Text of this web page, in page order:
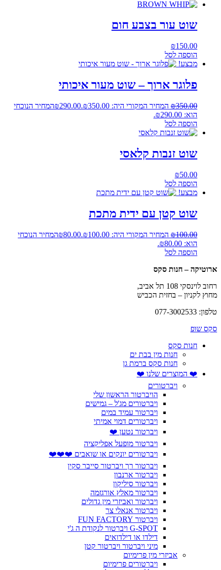
שוט עור בצבע חום
₪150.00
הוספה לסל
מבצע!
פלוגר ארוך – שוט מעור איכותי
₪350.00 המחיר המקורי היה: ₪350.00. ₪290.00
המחיר הנוכחי
הוא: ₪290.00.
הוספה לסל
שוט זנבות קלאסי
₪50.00
הוספה לסל
מבצע!
שוט קטן עם ידית מתכת
₪100.00 המחיר המקורי היה: ₪100.00. ₪80.00
המחיר הנוכחי
הוא: ₪80.00.
הוספה לסל
ארוטיקה – חנות סקס
רחוב לוינסקי 108 תל אביב,
מחוץ לקניון – בחזית הכביש
טלפון: 077-3002533
סקס שופ
חנות סקס
חנות מין בבת ים
חנות סקס ברמת גן
❤️ המוצרים שלנו ❤️
ויברטורים
הויברטור הראשון שלי
ויברטורים מג'ל – גמישים
ויברטור עמיד במים
ויברטורים דמוי אמיתי
ויברטור נטען ❤️
ויברטור מופעל אפליקציה
ויברטורים יונקים או שואבים ❤️❤️❤️
ויברטור רך ויברטור סייבר סקין
ויברטור ארנבון
ויברטור סיליקון
ויברטור מאלץ אורגזמה
ויברטור ואביזרי מין גדולים
ויברטור אנאלי צר
ויברטור FUN FACTORY
G-SPOT ויברטור לנקודת ה ג'י
דילדו או דילדואים
מיני ויברטור ויברטור קטן
אביזרי מין פרימיום
ויברטורים פרימיום